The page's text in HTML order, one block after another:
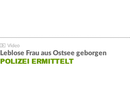
Leblose Frau aus Ostsee geborgen
POLIZEI ERMITTELT